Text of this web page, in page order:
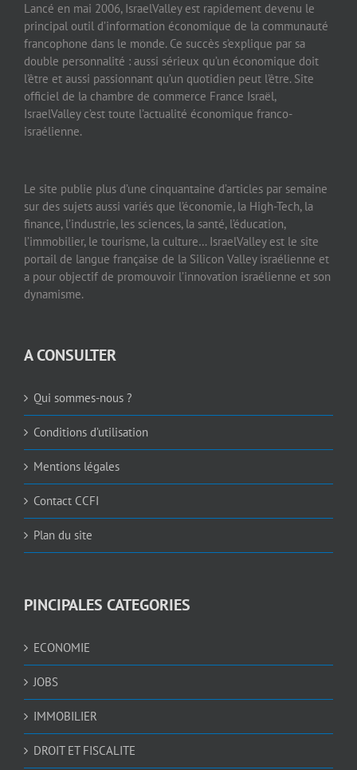
Lancé en mai 2006, IsraelValley est rapidement devenu le
principal outil d’information économique de la communauté
francophone dans le monde. Ce succès s’explique par sa
double personnalité : aussi sérieux qu’un économique doit
l’être et aussi passionnant qu’un quotidien peut l’être. Site
officiel de la chambre de commerce France Israël,
IsraelValley c’est toute l’actualité économique franco-
israélienne.
Le site publie plus d’une cinquantaine d’articles par semaine
sur des sujets aussi variés que l’économie, la High-Tech, la
finance, l’industrie, les sciences, la santé, l’éducation,
l’immobilier, le tourisme, la culture… IsraelValley est le site
portail de langue française de la Silicon Valley israélienne et
a pour objectif de promouvoir l’innovation israélienne et son
dynamisme.
A CONSULTER
Qui sommes-nous ?
Conditions d’utilisation
Mentions légales
Contact CCFI
Plan du site
PINCIPALES CATEGORIES
ECONOMIE
JOBS
IMMOBILIER
DROIT ET FISCALITE